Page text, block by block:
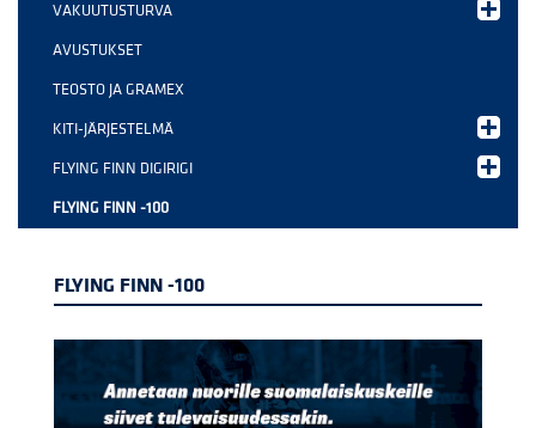
VAKUUTUSTURVA
AVUSTUKSET
TEOSTO JA GRAMEX
KITI-JÄRJESTELMÄ
FLYING FINN DIGIRIGI
FLYING FINN -100
FLYING FINN -100